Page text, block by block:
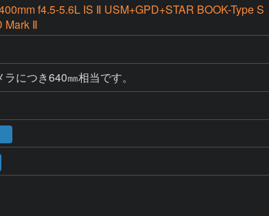
f4.5-5.6L IS Ⅱ USM+GPD+STAR BOOK-Type S
Mark Ⅱ
につき640㎜相当です。